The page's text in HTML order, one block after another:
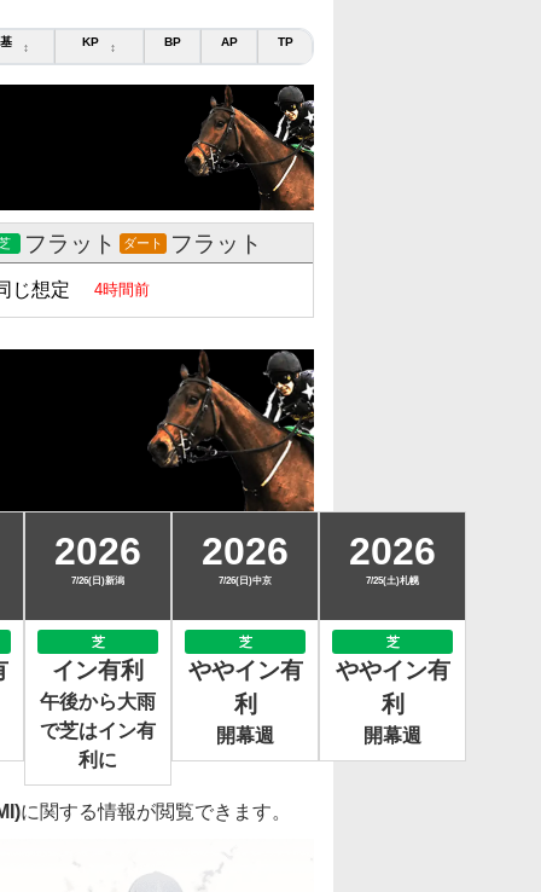
基 ↕ KP ↕ BP AP TP
フラット ダート フラット
じ想定 4時間前
2026
7/26(日)新潟
芝
イン有利
午後から大雨
で芝はイン有
利に
2026
7/26(日)中京
芝
ややイン有
利
開幕週
2026
7/25(土)札幌
芝
ややイン有
利
開幕週
に関する情報が閲覧できます。